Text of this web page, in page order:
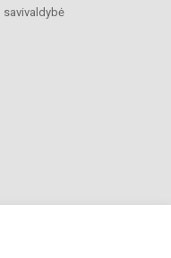
savivaldybė